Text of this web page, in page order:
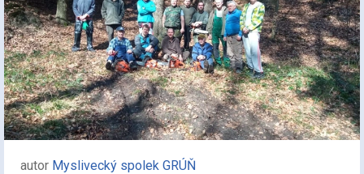
autor Myslivecký spolek GRÚŇ